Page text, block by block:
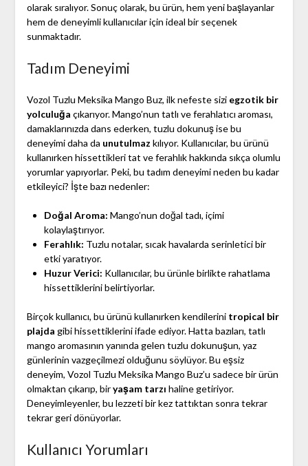
olarak sıralıyor. Sonuç olarak, bu ürün, hem yeni başlayanlar
hem de deneyimli kullanıcılar için ideal bir seçenek
sunmaktadır.
Tadım Deneyimi
Vozol Tuzlu Meksika Mango Buz, ilk nefeste sizi egzotik bir
yolculuğa çıkarıyor. Mango’nun tatlı ve ferahlatıcı aroması,
damaklarınızda dans ederken, tuzlu dokunuş ise bu
deneyimi daha da unutulmaz kılıyor. Kullanıcılar, bu ürünü
kullanırken hissettikleri tat ve ferahlık hakkında sıkça olumlu
yorumlar yapıyorlar. Peki, bu tadım deneyimi neden bu kadar
etkileyici? İşte bazı nedenler:
Doğal Aroma: Mango’nun doğal tadı, içimi
kolaylaştırıyor.
Ferahlık: Tuzlu notalar, sıcak havalarda serinletici bir
etki yaratıyor.
Huzur Verici: Kullanıcılar, bu ürünle birlikte rahatlama
hissettiklerini belirtiyorlar.
Birçok kullanıcı, bu ürünü kullanırken kendilerini tropical bir
plajda gibi hissettiklerini ifade ediyor. Hatta bazıları, tatlı
mango aromasının yanında gelen tuzlu dokunuşun, yaz
günlerinin vazgeçilmezi olduğunu söylüyor. Bu eşsiz
deneyim, Vozol Tuzlu Meksika Mango Buz’u sadece bir ürün
olmaktan çıkarıp, biryaşam tarzı haline getiriyor.
Deneyimleyenler, bu lezzeti bir kez tattıktan sonra tekrar
tekrar geri dönüyorlar.
Kullanıcı Yorumları